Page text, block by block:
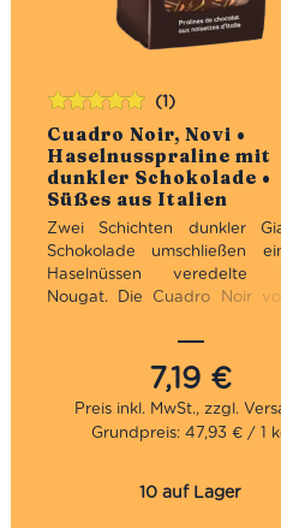
Cuadro Noir, Novi •
Haselnusspraline mit
dunkler Schokolade •
Süßes aus Italien
(1)
Zwei Schichten dunkler
Schokolade umschließen
Haselnüssen veredelte
Nougat. Die Cuadro Noir
Versuchung aus dem
ist die Packung einmal
gibt kein Halt mehr. Es
Kombination aus dunkler
Nougat und feinen
7,19 €
Bewertet
mit5.00 von
5
Grundpreis: 47,93 € / 1
10 auf Lager